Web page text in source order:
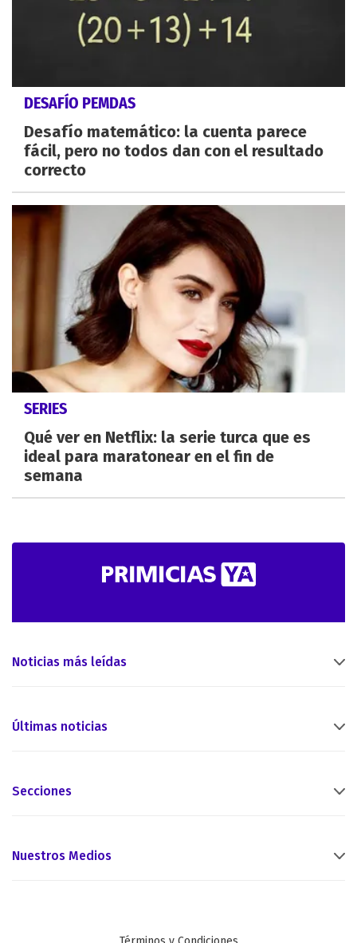
DESAFÍO PEMDAS
Desafío matemático: la cuenta parece
fácil, pero no todos dan con el resultado
correcto
SERIES
Qué ver en Netflix: la serie turca que es
ideal para maratonear en el fin de
semana
Noticias más leídas
Últimas noticias
Secciones
Nuestros Medios